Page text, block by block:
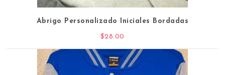
Abrigo Personalizado Iniciales Bordadas
$28.00